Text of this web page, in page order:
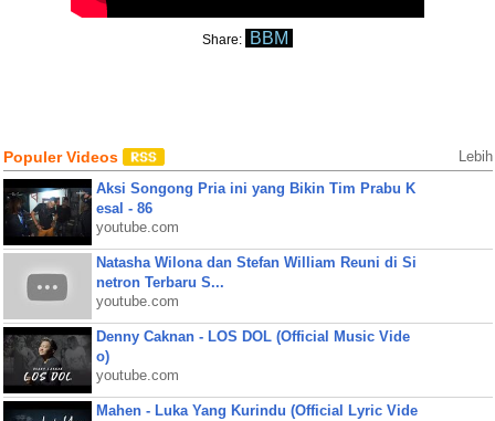
Share: BBM
Populer Videos Lebih
Aksi Songong Pria ini yang Bikin Tim Prabu K
esal - 86
youtube.com
Natasha Wilona dan Stefan William Reuni di Si
netron Terbaru S...
youtube.com
Denny Caknan - LOS DOL (Official Music Vide
o)
youtube.com
Mahen - Luka Yang Kurindu (Official Lyric Vide